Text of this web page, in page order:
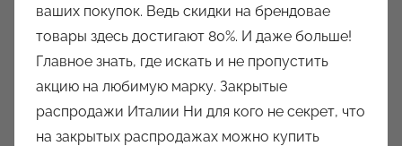
о
м
a
u
k
c
ваших покупок. Ведь скидки на брендовае
товары здесь достигают 80%. И даже больше!
Главное знать, где искать и не пропустить
акцию на любимую марку. Закрытые
распродажи Италии Ни для кого не секрет, что
на закрытых распродажах можно купить